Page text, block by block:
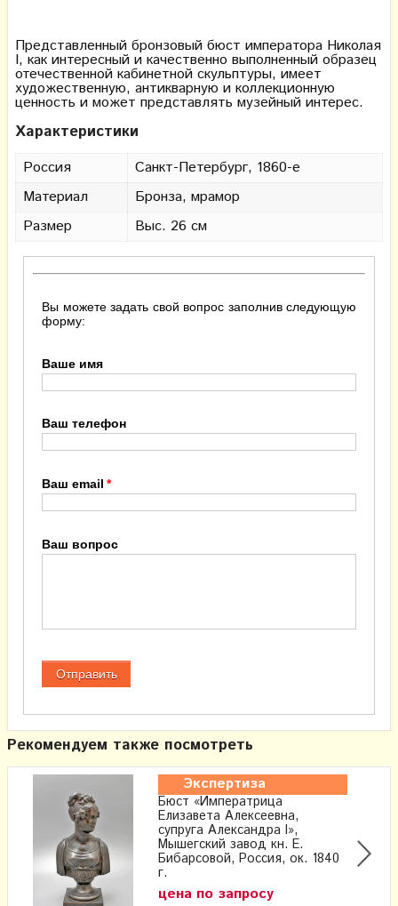
Представленный бронзовый бюст императора Николая
I, как интересный и качественно выполненный образец
отечественной кабинетной скульптуры, имеет
художественную, антикварную и коллекционную
ценность и может представлять музейный интерес.
Характеристики
Россия
Санкт-Петербург, 1860-е
Материал
Бронза, мрамор
Размер
Выс. 26 см
Вы можете задать свой вопрос заполнив следующую
форму:
Ваше имя
Ваш телефон
Ваш email
Ваш вопрос
Рекомендуем также посмотреть
Экспертиза
Бюст «Императрица
Елизавета Алексеевна,
супруга Александра I»,
Мышегский завод кн. Е.
Бибарсовой, Россия, ок. 1840
г.
цена по запросу